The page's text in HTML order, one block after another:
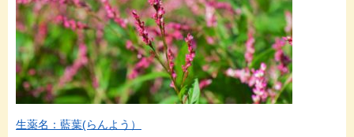
生薬名：藍葉(らんよう）